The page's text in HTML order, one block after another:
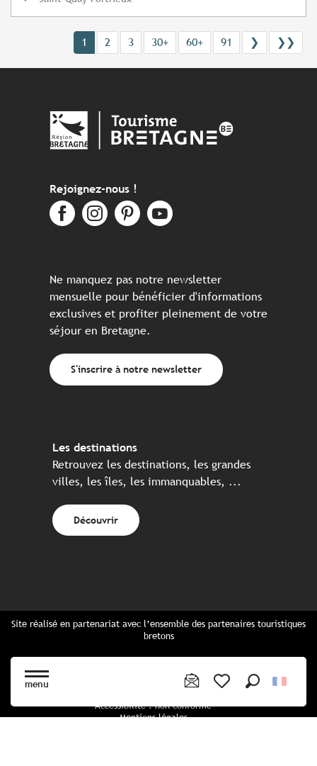
menu
1 2 3 30+ 60+ 91 ❯ ❯❯
Rejoignez-nous !
Ne manquez pas notre newsletter
mensuelle pour bénéficier d'informations
exclusives et profiter pleinement de votre
séjour en Bretagne.
S'inscrire à notre newsletter
Les destinations
Retrouvez les destinations, les grandes
villes, les îles, les immanquables, ...
Découvrir
Site réalisé en partenariat avec l’ensemble des partenaires touristiques
bretons
Cartes Bretagne & brochures
Accessibilité : non conforme
Mentions légales